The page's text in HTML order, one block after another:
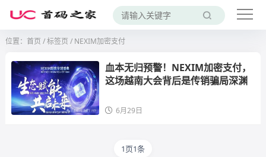
位置： 首页 /标签页 / NEXIM加密支付
血本无归预警！NEXIM加密支付，
这场越南大会背后是传销骗局深渊
6月29日
1页1条